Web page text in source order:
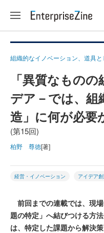
組織的なイノベーション、道具
「異質なもの
デア－では、
造」に何が必要
(第15回)
柏野 尊徳[著]
経営・イノベーション アイデア
前回までの連載では、現
題の特定」へ結びつける方
は、特定した課題から解決